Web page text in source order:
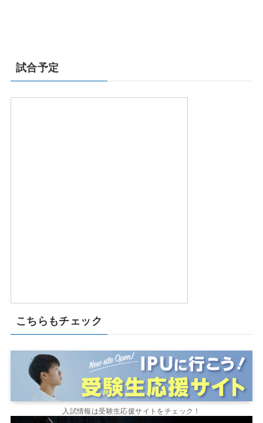
試合予定
こちらもチェック
入試情報は受験生応援サイトをチェック！